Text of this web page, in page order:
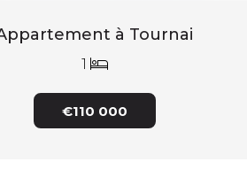
à Tournai
1
€110 000